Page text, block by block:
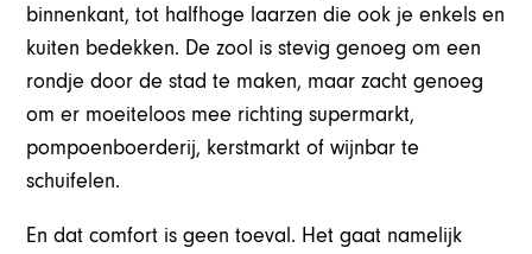
binnenkant, tot halfhoge laarzen die ook je enkels en
kuiten bedekken. De zool is stevig genoeg om een
rondje door de stad te maken, maar zacht genoeg
om er moeiteloos mee richting supermarkt,
pompoenboerderij, kerstmarkt of wijnbar te
schuifelen.
En dat comfort is geen toeval. Het gaat namelijk